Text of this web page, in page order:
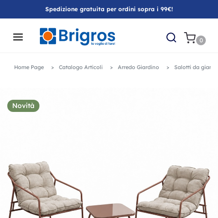
Spedizione gratuita per ordini sopra i 99€!
0
Home Page Catalogo Articoli Arredo Giardino Salotti da
Novità